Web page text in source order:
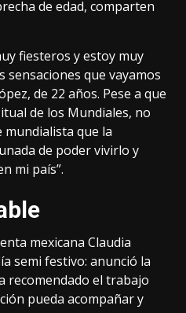
de edad, comparten
fiesteros y estoy muy
sensaciones que vayamos
de 22 años. Pese a que
de los Mundiales, no
mundialista que la
de poder vivirlo y
mi país”.
mexicana Claudia
semi festivo: anunció la
recomendado el trabajo
pueda acompañar y